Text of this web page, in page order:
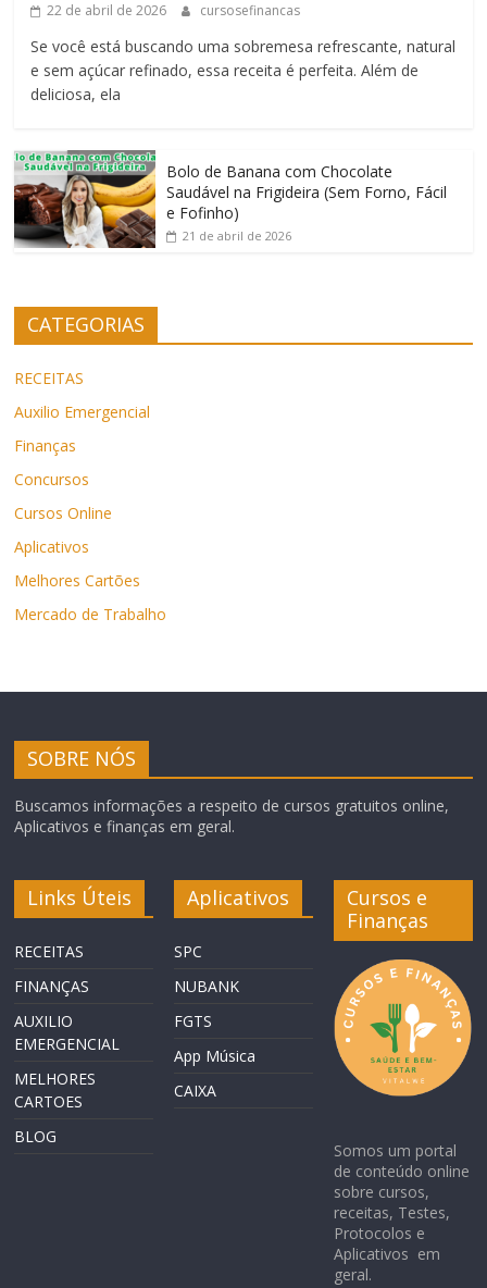
22 de abril de 2026 cursosefinancas
Se você está buscando uma sobremesa refrescante, natural
e sem açúcar refinado, essa receita é perfeita. Além de
deliciosa, ela
Bolo de Banana com Chocolate
Saudável na Frigideira (Sem Forno, Fácil
e Fofinho)
21 de abril de 2026
CATEGORIAS
RECEITAS
Auxilio Emergencial
Finanças
Concursos
Cursos Online
Aplicativos
Melhores Cartões
Mercado de Trabalho
SOBRE NÓS
Buscamos informações a respeito de cursos gratuitos online,
Aplicativos e finanças em geral.
Links Úteis
RECEITAS
FINANÇAS
AUXILIO
EMERGENCIAL
MELHORES
CARTOES
BLOG
Aplicativos
SPC
NUBANK
FGTS
App Música
CAIXA
Cursos e
Finanças
Somos um portal
de conteúdo online
sobre cursos,
receitas, Testes,
Protocolos e
Aplicativos em
geral.